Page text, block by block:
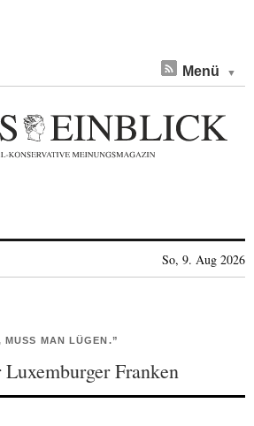
Menü
So, 9. Aug 2026
MUSS MAN LÜGEN.”
Franken